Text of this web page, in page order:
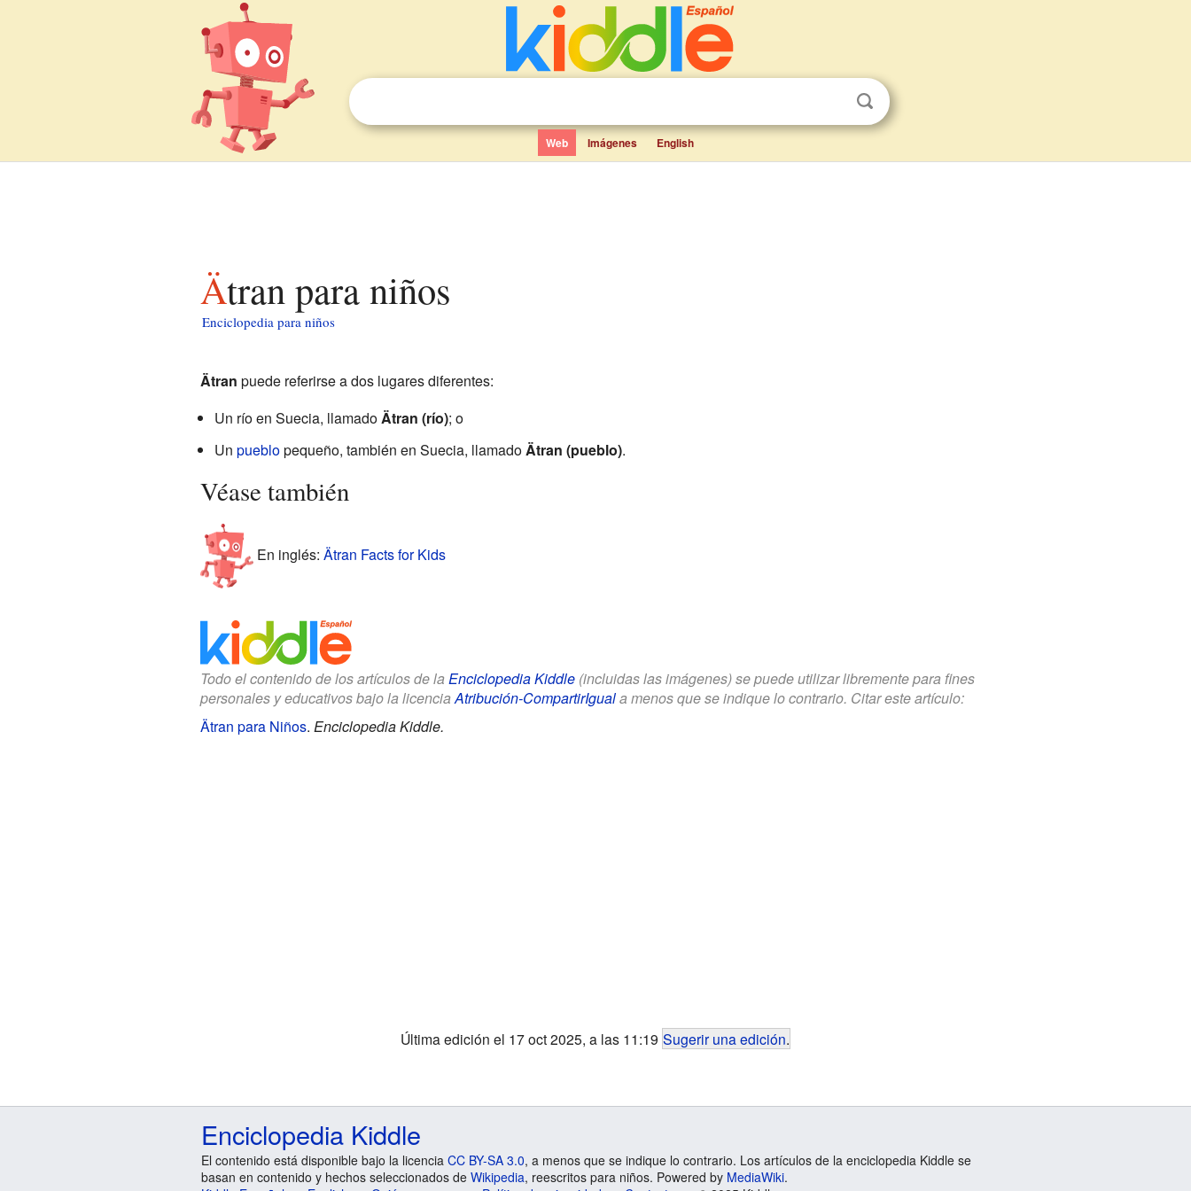
Web Imágenes English
Ätran para niños
Enciclopedia para niños
Ätran puede referirse a dos lugares diferentes:
Un río en Suecia, llamadoÄtran (río); o
Un pueblopequeño, también en Suecia, llamadoÄtran (pueblo).
Véase también
En inglés: Ätran Facts for Kids
Todo el contenido de los artículos de la Enciclopedia Kiddle(incluidas las imágenes) se puede utilizar libremente para fines
personales y educativos bajo la licenciaAtribución-CompartirIguala menos que se indique lo contrario. Citar este artículo:
Ätran para Niños. Enciclopedia Kiddle.
Última edición el 17 oct 2025, a las 11:19 Sugerir una edición.
Enciclopedia Kiddle
El contenido está disponible bajo la licencia CC BY-SA 3.0, a menos que se indique lo contrario. Los artículos de la enciclopedia Kiddle se
basan en contenido y hechos seleccionados de Wikipedia, reescritos para niños. Powered by MediaWiki.